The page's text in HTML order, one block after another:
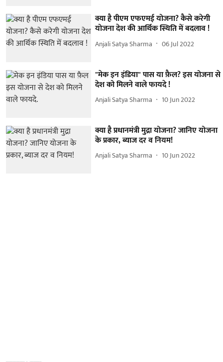
क्या है पीएम एफएमई योजना? कैसे करेगी
योजना देश की आर्थिक स्थिति में बदलाव !
Anjali Satya Sharma 06 Jul 2022
"मेक इन इंडिया" पास या फ़ैल? इस योजना से
देश को मिलने वाले फायदे !
Anjali Satya Sharma 10 Jun 2022
क्या है प्रधानमंत्री मुद्रा योजना? जानिए योजना
के प्रकार, ब्याज दर व नियम!
Anjali Satya Sharma 10 Jun 2022